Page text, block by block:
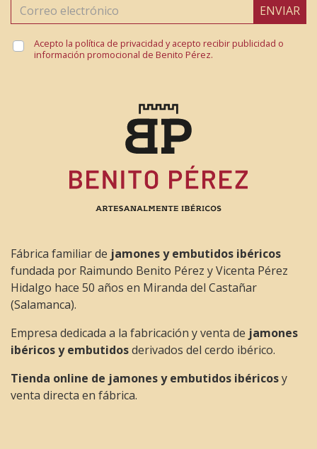
ENVIAR
Acepto la política de privacidad y acepto recibir publicidad o
información promocional de Benito Pérez.
Fábrica familiar de jamones y embutidos ibéricos
fundada por Raimundo Benito Pérez y Vicenta Pérez
Hidalgo hace 50 años en Miranda del Castañar
(Salamanca).
Empresa dedicada a la fabricación y venta de jamones
ibéricos y embutidosderivados del cerdo ibérico.
Tienda online de jamones y embutidos ibéricosy
venta directa en fábrica.